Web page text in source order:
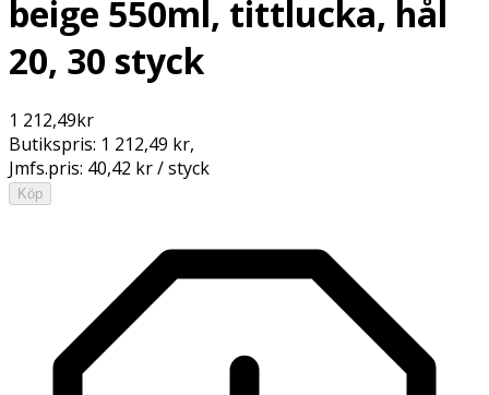
beige 550ml, tittlucka, hål
20, 30 styck
1 212,49kr
Butikspris: 1 212,49 kr,
Jmfs.pris: 40,42 kr / styck
Köp